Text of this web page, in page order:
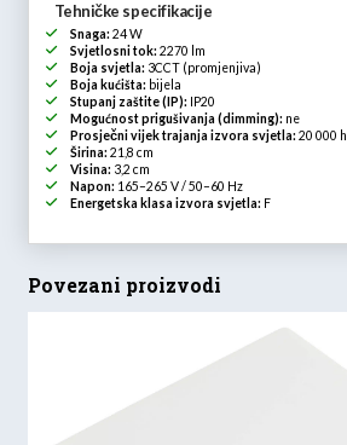
Tehničke specifikacije
Snaga: 24 W
Svjetlosni tok: 2270 lm
Boja svjetla: 3CCT (promjenjiva)
Boja kućišta: bijela
Stupanj zaštite (IP): IP20
Mogućnost prigušivanja (dimming): ne
Prosječni vijek trajanja izvora svjetla: 20 000 h
Širina: 21,8 cm
Visina: 3,2 cm
Napon: 165–265 V / 50–60 Hz
Energetska klasa izvora svjetla: F
Povezani proizvodi